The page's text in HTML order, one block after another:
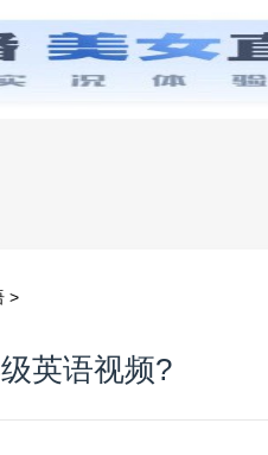
页 零基础学英语
>
英语视频?